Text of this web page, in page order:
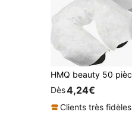
Dès4,24€
Clients très fidèles